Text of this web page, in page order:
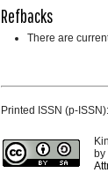
Refbacks
There are
Printed ISSN (p-ISSN):
by